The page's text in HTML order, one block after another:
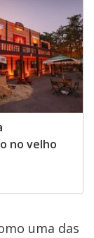
no velho
uma das